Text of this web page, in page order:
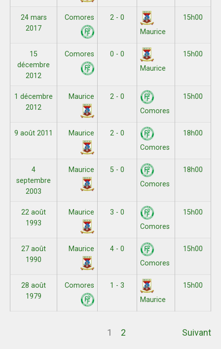
24 mars
2017
Comores
2 - 0
Maurice
15h00
15
décembre
2012
Comores
0 - 0
Maurice
15h00
1 décembre
2012
Maurice
2 - 0
Comores
15h00
9 août 2011 Maurice
2 - 0
Comores
18h00
4
septembre
2003
Maurice
5 - 0
Comores
18h00
22 août
1993
Maurice
3 - 0
Comores
15h00
27 août
1990
Maurice
4 - 0
Comores
15h00
28 août
1979
Comores
1 - 3
Maurice
15h00
1 2 Suivant